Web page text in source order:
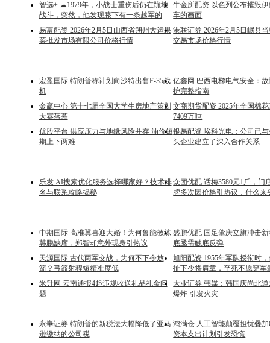
智选+ ☁1979年，小战士重伤后仍在跪地
战斗，突然，他发现膝下有一条越军的
牛金所配资 以色列公布摧毁
车的画面
易富配资 2026年2月5日山西省朔州大运果
菜批发市场有限公司价格行情
港联证券 2026年2月5日岷县
交易市场价格行情
宏盈国际 特朗普称计划向沙特出售F-35战
机
亿鑫网 巴西电梯电气安全：
护完整指南
金赢中心 第十七届全国大学生房地产策划
大赛落幕
文商期货配资 2025年全国棉
7409万吨
优股平台 供应压力与地缘风险并存 油价短
期上下两难
银易配资 埃科光电：公司已
头企业建立了深入合作关系
乐发 AI搜索优化服务选择哪家好？技术排
名与联系攻略揭秘
众团优配 话梅3580元1斤，门
牌多次因价格引热议，什么来
中期国际 高准翼喜迎大婚！为何鲁能教练
韩鹏缺席，郑智却意外现身引热议
盛鹏优配 国足肇庆立旗冲击
底亟需触底反弹
天源国际 古代两军交战，为何不下令放
箭？弓箭射程短精准度低
旭阳配资 1955年军队授衔时
扯下少将肩章，至死不愿穿军
米升网 云南通报4起违规收送礼品礼金问
题
大业证券 韩媒：韩国庆尚北
爆炸 引发火灾
永崋证券 特朗普的新税法大幅降低了亚马
逊缴纳的公司税
鸿满仓 人工智能颠覆担忧叠加
资本支出计划引发恐慌